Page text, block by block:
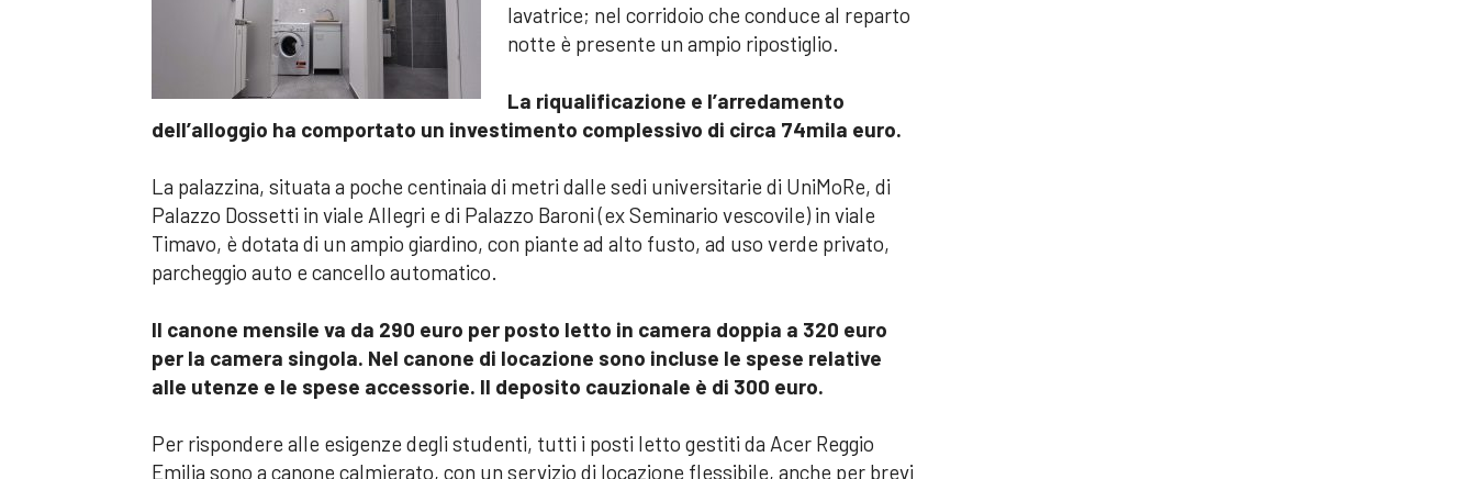
lavatrice; nel corridoio che conduce al reparto
notte è presente un ampio ripostiglio.
La riqualificazione e l’arredamento
dell’alloggio ha comportato un investimento complessivo di circa 74mila euro.
La palazzina, situata a poche centinaia di metri dalle sedi universitarie di UniMoRe, di
Palazzo Dossetti in viale Allegri e di Palazzo Baroni (ex Seminario vescovile) in viale
Timavo, è dotata di un ampio giardino, con piante ad alto fusto, ad uso verde privato,
parcheggio auto e cancello automatico.
Il canone mensile va da 290 euro per posto letto in camera doppia a 320 euro
per la camera singola. Nel canone di locazione sono incluse le spese relative
alle utenze e le spese accessorie. Il deposito cauzionale è di 300 euro.
Per rispondere alle esigenze degli studenti, tutti i posti letto gestiti da Acer Reggio
Emilia sono a canone calmierato, con un servizio di locazione flessibile, anche per brevi